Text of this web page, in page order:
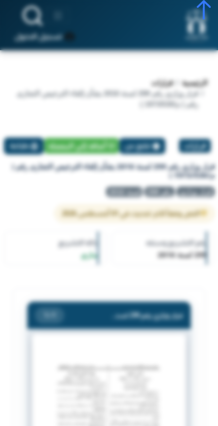
تسجيل الدخول
الرئيسية
قرارات
قرار وزاري رقم 299 لسنة 2016 بشأن إلغاء الترخيص التجارى
رقم ( م/1973/530 )
قرارات تبليغ عن أضافة إلي المفضلة طباعة
قرار وزاري رقم 299 لسنة 2016 بشأن إلغاء الترخيص التجارى رقم (
م/1973/530 )
قرار وزاري رقم 299 لسنة 2016
النص وفقاً لآخر تحديث في 01 أغسطس 2026
رقم التشريع وسنته
299 لسنة 2016
حالة التشريع
ساري